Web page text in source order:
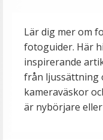
Lär dig mer om
fotoguider. Här
inspirerande
från ljussättning
kameraväskor
är nybörjare